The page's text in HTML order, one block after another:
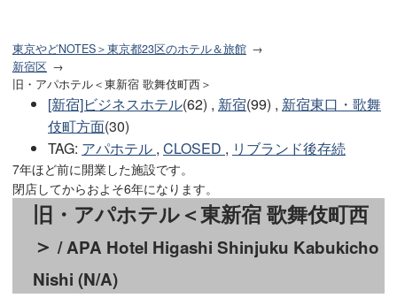
東京やどNOTES＞東京都23区のホテル＆旅館
新宿区
旧・アパホテル＜東新宿 歌舞伎町西＞
[新宿]ビジネスホテル(62) , 新宿(99) , 新宿東口・歌舞
伎町方面(30)
TAG: アパホテル , CLOSED , リブランド後存続
7年ほど前に開業した施設です。
閉店してからおよそ6年になります。
旧・アパホテル＜東新宿 歌舞伎町西
＞ / APA Hotel Higashi Shinjuku Kabukicho
Nishi (N/A)